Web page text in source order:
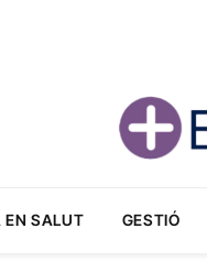
EN SALUT GESTIÓ